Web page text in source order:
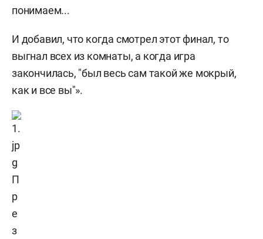
понимаем...
И добавил, что когда смотрел этот финал, то
выгнал всех из комнаты, а когда игра
закончилась, "был весь сам такой же мокрый,
как и все вы"».
П
р
е
з